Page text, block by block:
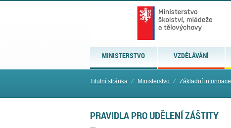
MINISTERSTVO VZDĚLÁVÁNÍ
Titulní stránka ⁄ Ministerstvo ⁄ Základní informace
PRAVIDLA PRO UDĚLENÍ ZÁŠTITY